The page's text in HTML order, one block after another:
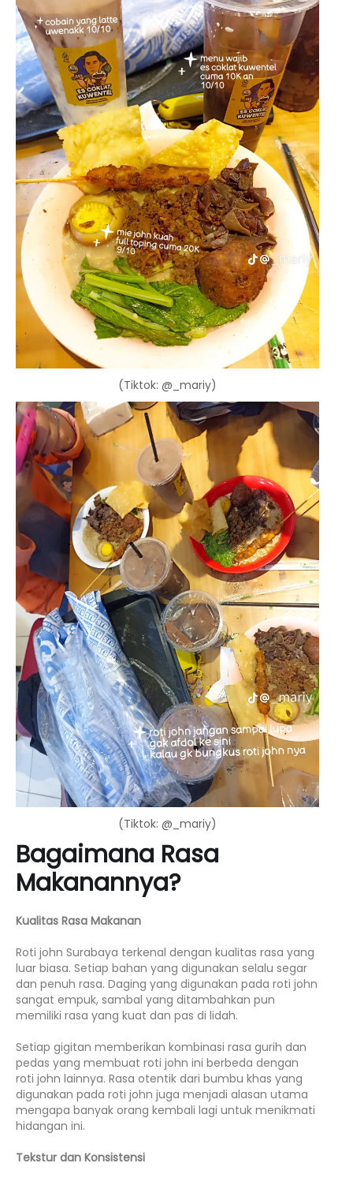
(Tiktok: @_mariy)
(Tiktok: @_mariy)
Bagaimana Rasa
Makanannya?
Kualitas Rasa Makanan
Roti john Surabaya terkenal dengan kualitas rasa yang
luar biasa. Setiap bahan yang digunakan selalu segar
dan penuh rasa. Daging yang digunakan pada roti john
sangat empuk, sambal yang ditambahkan pun
memiliki rasa yang kuat dan pas di lidah.
Setiap gigitan memberikan kombinasi rasa gurih dan
pedas yang membuat roti john ini berbeda dengan
roti john lainnya. Rasa otentik dari bumbu khas yang
digunakan pada roti john juga menjadi alasan utama
mengapa banyak orang kembali lagi untuk menikmati
hidangan ini.
Tekstur dan Konsistensi